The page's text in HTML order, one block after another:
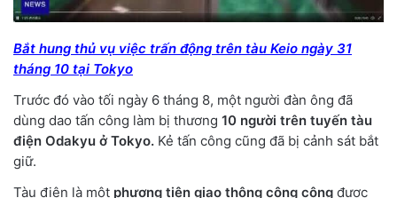
Bắt hung thủ vụ việc trấn động trên tàu Keio ngày 31
tháng 10 tại Tokyo
Trước đó vào tối ngày 6 tháng 8, một người đàn ông đã
dùng dao tấn công làm bị thương 10 người trên tuyến tàu
điện Odakyu ở Tokyo. Kẻ tấn công cũng đã bị cảnh sát bắt
giữ.
Tàu điện là một phương tiện giao thông công cộng được